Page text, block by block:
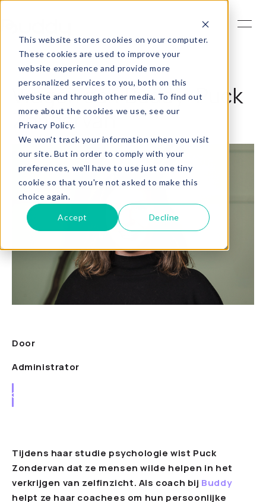
This website stores cookies on your computer.
These cookies are used to improve your
website experience and provide more
personalized services to you, both on this
website and through other media. To find out
more about the cookies we use, see our
Privacy Policy.
We won't track your information when you visit
our site. But in order to comply with your
preferences, we'll have to use just one tiny
cookie so that you're not asked to make this
choice again.
Accept Decline
Vragen aan Buddy: Puck
Zondervan
Door
Administrator
Tijdens haar studie psychologie wist Puck
Zondervan dat ze mensen wilde helpen in het
verkrijgen van zelfinzicht. Als coach bij Buddy
helpt ze haar coachees om hun persoonlijke